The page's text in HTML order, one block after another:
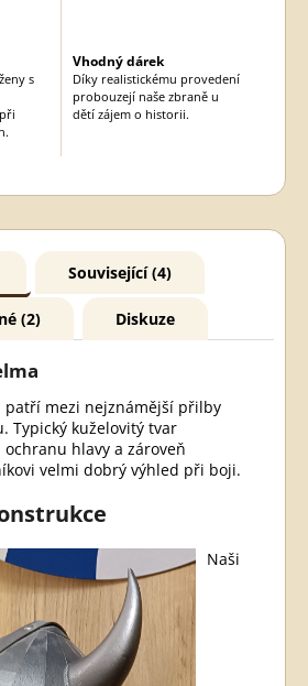
s
Vhodný dárek
Díky realistickému provedení
probouzejí naše zbraně u
dětí zájem o historii.
Související (4)
(2) Diskuze
patří mezi nejznámější přilby
Typický kuželovitý tvar
hlavy a zároveň
velmi dobrý výhled při boji.
Naši